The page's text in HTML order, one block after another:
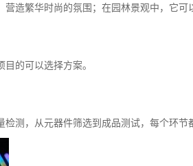
造繁华时尚的氛围；在园林景观中，它
的可以选择方案。
测，从元器件筛选到成品测试，每个环节